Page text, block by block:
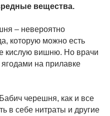
вещества.
– невероятно
которую можно есть
кислую вишню. Но врачи
на прилавке
черешня, как и все
в себе нитраты и другие